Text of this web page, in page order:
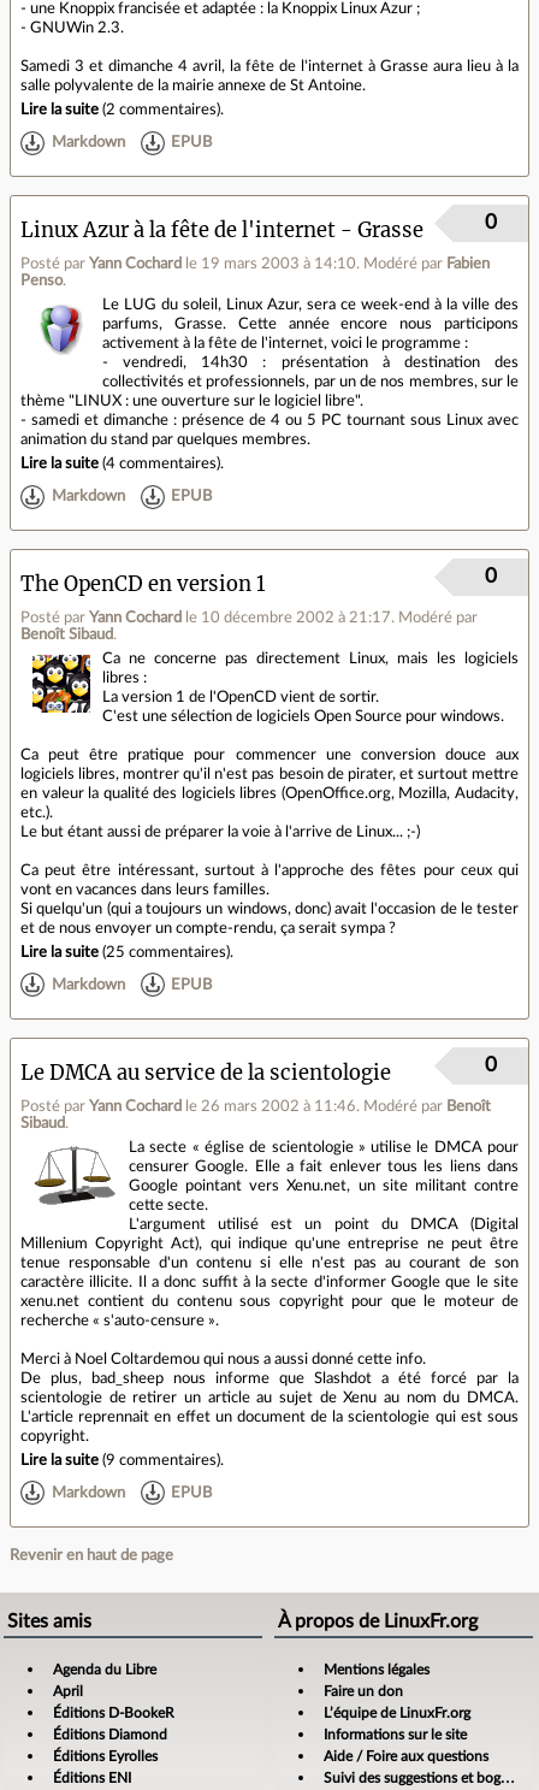
- une Knoppix francisée et adaptée : la Knoppix Linux Azur ;
- GNUWin 2.3.
Samedi 3 et dimanche 4 avril, la fête de l'internet à Grasse aura lieu à la
salle polyvalente de la mairie annexe de St Antoine.
Lire la suite (2 commentaires).
Markdown EPUB
Linux Azur à la fête de l'internet - Grasse
Posté par Yann Cochard le 19 mars 2003 à 14:10. Modéré par Fabien
Penso.
0
Le LUG du soleil, Linux Azur, sera ce week-end à la ville des
parfums, Grasse. Cette année encore nous participons
activement à la fête de l'internet, voici le programme :
- vendredi, 14h30 : présentation à destination des
collectivités et professionnels, par un de nos membres, sur le
thème "LINUX : une ouverture sur le logiciel libre".
- samedi et dimanche : présence de 4 ou 5 PC tournant sous Linux avec
animation du stand par quelques membres.
Lire la suite (4 commentaires).
Markdown EPUB
The OpenCD en version 1
Posté par Yann Cochard le 10 décembre 2002 à 21:17. Modéré par
Benoît Sibaud.
0
Ca ne concerne pas directement Linux, mais les logiciels
libres :
La version 1 de l'OpenCD vient de sortir.
C'est une sélection de logiciels Open Source pour windows.
Ca peut être pratique pour commencer une conversion douce aux
logiciels libres, montrer qu'il n'est pas besoin de pirater, et surtout mettre
en valeur la qualité des logiciels libres (OpenOffice.org, Mozilla, Audacity,
etc.).
Le but étant aussi de préparer la voie à l'arrive de Linux... ;-)
Ca peut être intéressant, surtout à l'approche des fêtes pour ceux qui
vont en vacances dans leurs familles.
Si quelqu'un (qui a toujours un windows, donc) avait l'occasion de le tester
et de nous envoyer un compte-rendu, ça serait sympa ?
Lire la suite (25 commentaires).
Markdown EPUB
Le DMCA au service de la scientologie
Posté par Yann Cochard le 26 mars 2002 à 11:46. Modéré par Benoît
Sibaud.
0
La secte « église de scientologie » utilise le DMCA pour
censurer Google. Elle a fait enlever tous les liens dans
Google pointant vers Xenu.net, un site militant contre
cette secte.
L'argument utilisé est un point du DMCA (Digital
Millenium Copyright Act), qui indique qu'une entreprise ne peut être
tenue responsable d'un contenu si elle n'est pas au courant de son
caractère illicite. Il a donc suffit à la secte d'informer Google que le site
xenu.net contient du contenu sous copyright pour que le moteur de
recherche « s'auto-censure ».
Merci à Noel Coltardemou qui nous a aussi donné cette info.
De plus, bad_sheep nous informe que Slashdot a été forcé par la
scientologie de retirer un article au sujet de Xenu au nom du DMCA.
L'article reprennait en effet un document de la scientologie qui est sous
copyright.
Lire la suite (9 commentaires).
Markdown EPUB
Revenir en haut de page
Sites amis
Agenda du Libre
April
Éditions D-BookeR
Éditions Diamond
Éditions Eyrolles
Éditions ENI
À propos de LinuxFr.org
Mentions légales
Faire un don
L’équipe de LinuxFr.org
Informations sur le site
Aide / Foire aux questions
Suivi des suggestions et bogues